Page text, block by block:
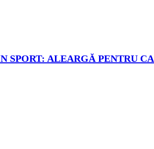
SPORT: ALEARGĂ PENTRU